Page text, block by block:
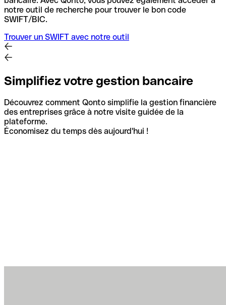
notre outil de recherche pour trouver le bon code
SWIFT/BIC.
Trouver un SWIFT avec notre outil
Simplifiez votre gestion bancaire
Découvrez comment Qonto simplifie la gestion financière
des entreprises grâce à notre visite guidée de la
plateforme.
Économisez du temps dès aujourd'hui !